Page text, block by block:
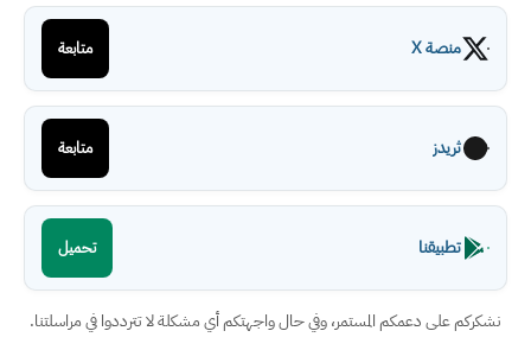
منصة X متابعة
ثريدز متابعة
تطبيقنا تحميل
نشكركم على دعمكم المستمر، وفي حال واجهتكم أي مشكلة لا تترددوا في مراسلتنا.